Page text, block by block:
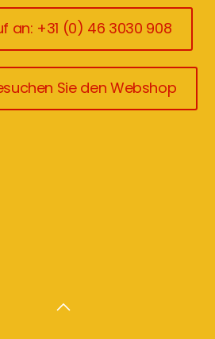
an: +31 (0) 46 3030 908
Sie den Webshop